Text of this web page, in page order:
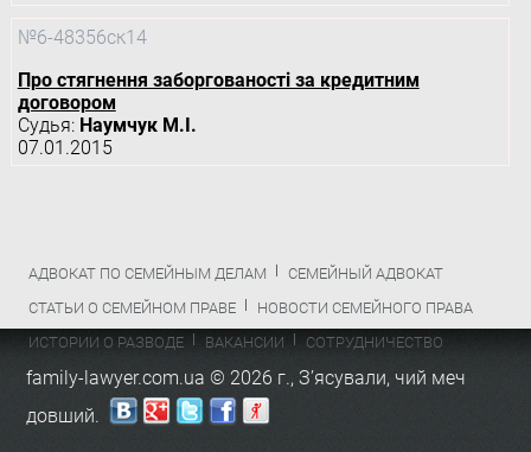
№6-48356ск14
Про стягнення заборгованості за кредитним
договором
Судья: Наумчук М.І.
07.01.2015
АДВОКАТ ПО СЕМЕЙНЫМ ДЕЛАМ
СЕМЕЙНЫЙ АДВОКАТ
СТАТЬИ О СЕМЕЙНОМ ПРАВЕ
НОВОСТИ СЕМЕЙНОГО ПРАВА
ИСТОРИИ О РАЗВОДЕ
ВАКАНСИИ СОТРУДНИЧЕСТВО
family-lawyer.com.ua © 2026 г.,З’ясували, чий меч
довший.